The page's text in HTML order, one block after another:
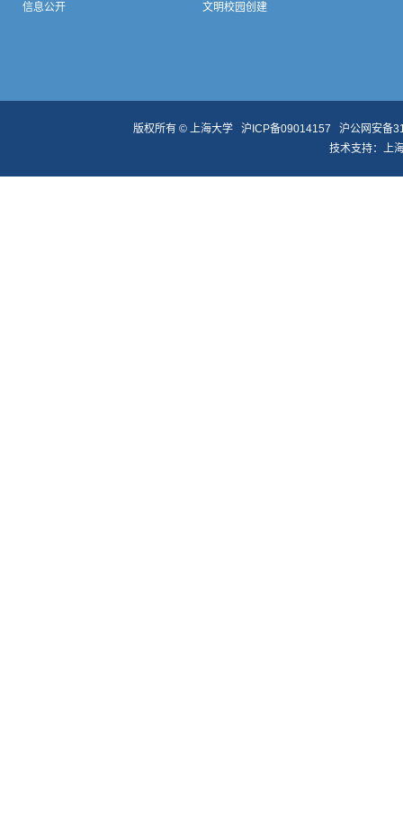
信息公开 文明校园创建
版权所有 © 上海大学 沪ICP备09014157
沪公网安备
技术支持：上